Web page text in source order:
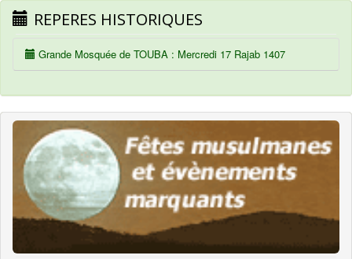
REPERES HISTORIQUES
Grande Mosquée de TOUBA : Mercredi 17 Rajab 1407